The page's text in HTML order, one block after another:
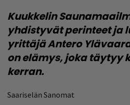
Kuukkelin
yhdistyvät perinteet ja
yrittäjä Antero
on elämys, joka täytyy
kerran.
Saariselän Sanomat